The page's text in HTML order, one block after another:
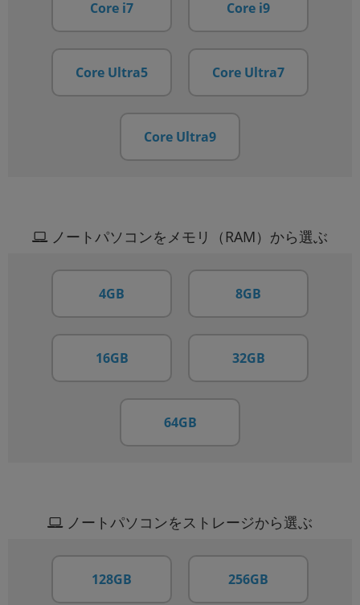
Core i7 Core i9
Core Ultra5 Core Ultra7
Core Ultra9
ノートパソコンをメモリ（RAM）から選ぶ
4GB 8GB
16GB 32GB
64GB
ノートパソコンをストレージから選ぶ
128GB 256GB